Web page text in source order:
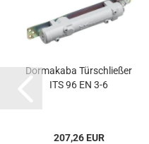
Dor­ma­ka­ba Tür­schlie­ßer
ITS 96 EN 3-6
207,26 EUR